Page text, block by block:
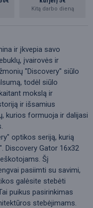
Kitą darbo dieną
ir įkvepia savo
įvairovės ir
"Discovery" siūlo
todėl siūlo
mokslą ir
ir išsamius
kurios formuoja ir dalijasi
optikos seriją, kurią
Discovery Gator 16x32
Šį
pasiimti su savimi,
galėsite stebėti
puikus pasirinkimas
stebėjimams.